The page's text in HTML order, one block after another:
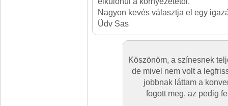
Nagyon kevés választja el egy
Üdv Sas
Köszönöm, a színesnek
de mivel nem volt a
jobbnak láttam a
fogott meg, az pedig